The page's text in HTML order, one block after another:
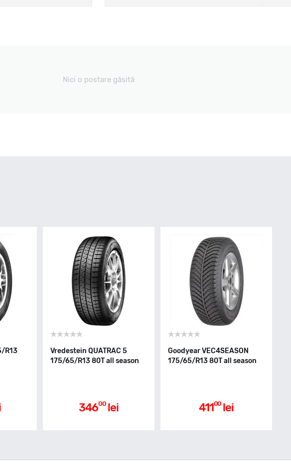
Nici o postare găsită
R13
Vredestein QUATRAC 5
175/65/R13 80T all season
34600 lei
Goodyear VEC4SEASON
175/65/R13 80T all season
41100 lei